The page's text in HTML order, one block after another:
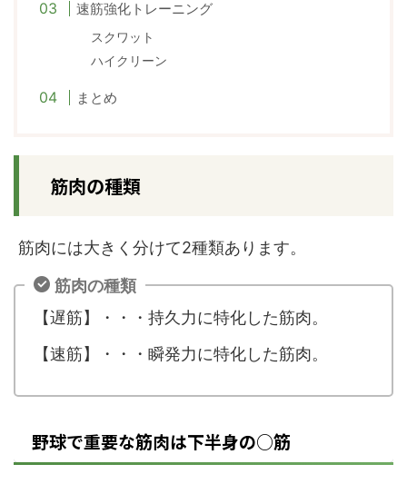
速筋強化トレーニング
スクワット
ハイクリーン
まとめ
筋肉の種類
筋肉には大きく分けて2種類あります。
筋肉の種類
【遅筋】
・・・持久力に特化した筋肉。
【速筋】
・・・瞬発力に特化した筋肉。
野球で重要な筋肉は下半身の○筋